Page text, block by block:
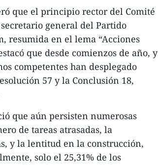
que el principio rector del Comité
general del Partido
resumida en el lema “Acciones
que desde comienzos de año, y
competentes han desplegado
57 y la Conclusión 18,
que aún persisten numerosas
de tareas atrasadas, la
y la lentitud en la construcción,
solo el 25,31% de los